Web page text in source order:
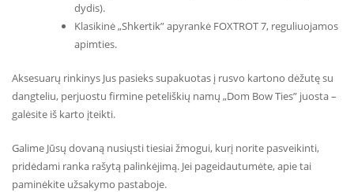
dydis).
Klasikinė „Shkertik” apyrankė FOXTROT 7, reguliuojamos
apimties.
Aksesuarų rinkinys Jus pasieks supakuotas į rusvo kartono dėžutę su
dangteliu, perjuostu firmine peteliškių namų „Dom Bow Ties” juosta –
galėsite iš karto įteikti.
Galime Jūsų dovaną nusiųsti tiesiai žmogui, kurį norite pasveikinti,
pridėdami ranka rašytą palinkėjimą. Jei pageidautumėte, apie tai
paminėkite užsakymo pastaboje.